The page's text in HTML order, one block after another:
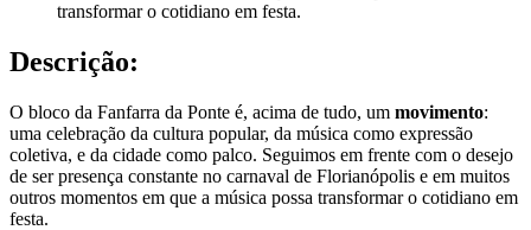
Descrição:
O bloco da Fanfarra da Ponte é, acima de tudo, um movimento:
uma celebração da cultura popular, da música como expressão
coletiva, e da cidade como palco. Seguimos em frente com o desejo
de ser presença constante no carnaval de Florianópolis e em muitos
outros momentos em que a música possa transformar o cotidiano em
festa.